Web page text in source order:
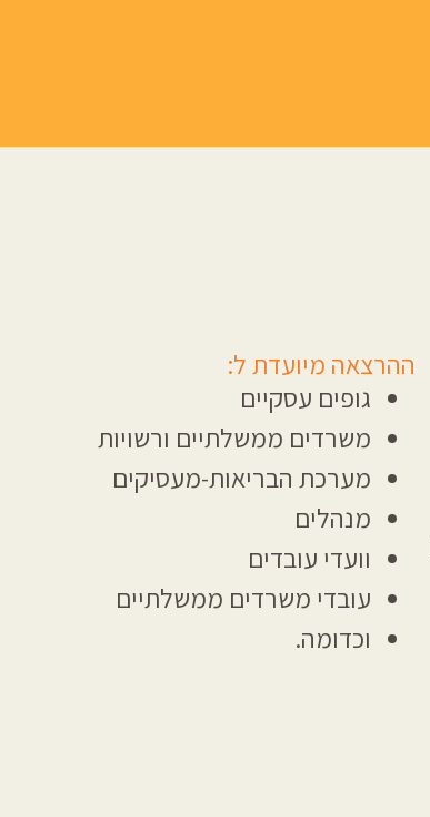
ההרצאה מיועדת ל:
גופים עסקיים
משרדים ממשלתיים ורשויות
מערכת הבריאות-מעסיקים
מנהלים
וועדי עובדים
עובדי משרדים ממשלתיים
וכדומה.